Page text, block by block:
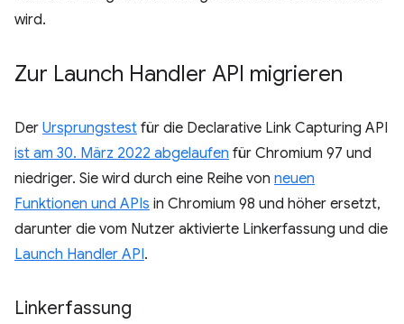
wird.
Zur Launch Handler API migrieren
Der Ursprungstest für die Declarative Link Capturing API
ist am 30. März 2022 abgelaufen für Chromium 97 und
niedriger. Sie wird durch eine Reihe von neuen
Funktionen und APIs in Chromium 98 und höher ersetzt,
darunter die vom Nutzer aktivierte Linkerfassung und die
Launch Handler API.
Linkerfassung